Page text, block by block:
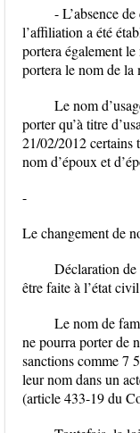
- L’absence
l’affiliation a été
portera également
portera le nom de la
Le nom
porter qu’à titre
21/02/2012 certains
nom d’époux et
-
Le changement de
Déclaration de
être faite à l’état
Le nom de
ne pourra porter de
sanctions comme 7
leur nom dans un
(article 433-19 du